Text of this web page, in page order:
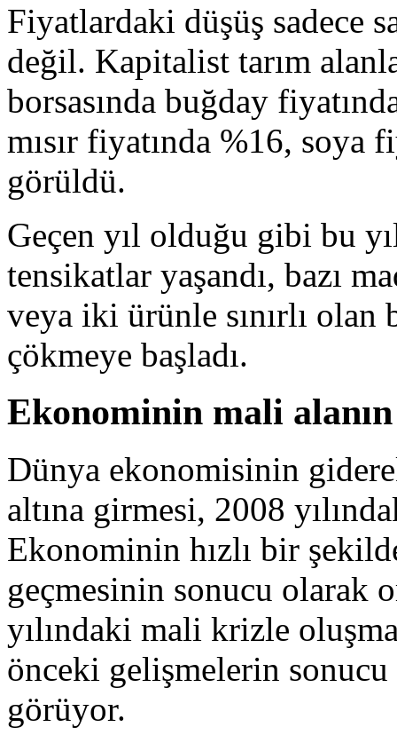
Fiyatlardaki düşüş sadece
değil. Kapitalist tarım
borsasında buğday
mısır fiyatında %16, soya
görüldü.
Geçen yıl olduğu gibi bu
tensikatlar yaşandı, bazı
veya iki ürünle sınırlı
çökmeye başladı.
Ekonominin mali
Dünya ekonomisinin
altına girmesi, 2008
Ekonominin hızlı bir
geçmesinin sonucu olarak
yılındaki mali krizle
önceki gelişmelerin
görüyor.